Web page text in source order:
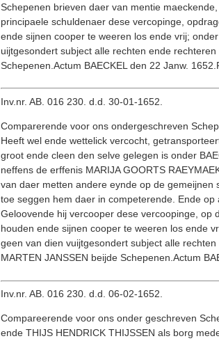
Schepenen brieven daer van mentie
principaele schuldenaer dese vercopinge,
ende sijnen cooper te weeren los ende vrij;
uijtgesondert subject alle rechten ende
Schepenen.Actum BAECKEL den 22 Janw.
Inv.nr. AB. 016 230. d.d. 30-01-1652.
Comparerende voor ons ondergeschreven
Heeft wel ende wettelick vercocht,
groot ende cleen den selve gelegen is onder
neffens de erffenis MARIJA GOORTS
van daer metten andere eynde op de
toe seggen hem daer in competerende. Ende
Geloovende hij vercooper dese vercoopinge,
houden ende sijnen cooper te weeren los ende
geen van dien vuijtgesondert subject alle
MARTEN JANSSEN beijde Schepenen.Actum
Inv.nr. AB. 016 230. d.d. 06-02-1652.
Compareerende voor ons onder geschreven
ende THIJS HENDRICK THIJSSEN als borg